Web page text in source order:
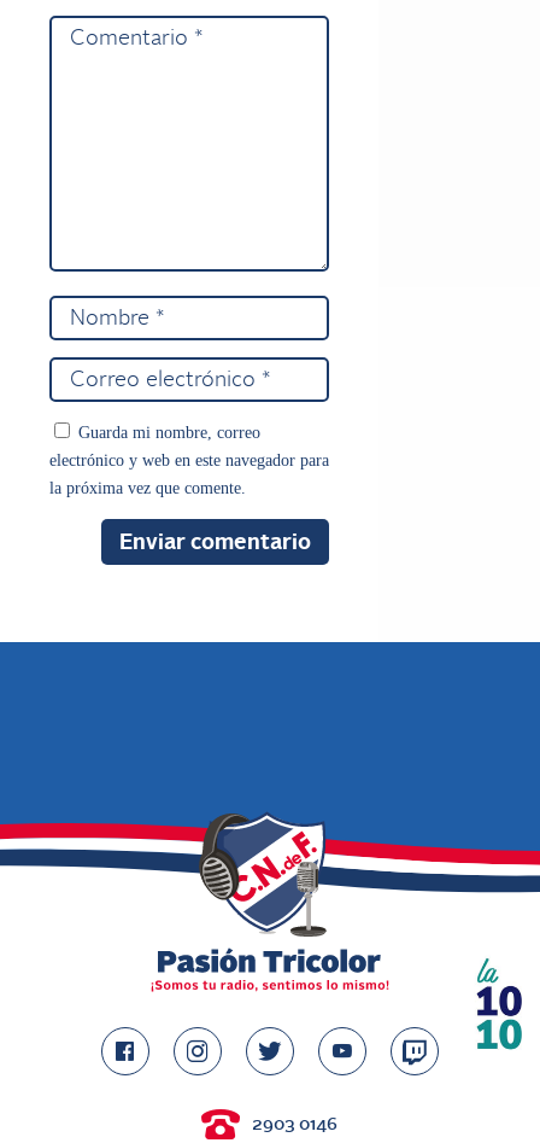
Guarda mi nombre, correo
electrónico y web en este navegador para
la próxima vez que comente.
2903 0146